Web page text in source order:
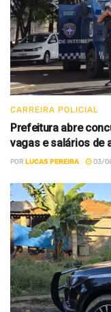
CARREIRA POLICIAL
Prefeitura abre
vagas e salários de
POR LUCAS PEREIRA 03/